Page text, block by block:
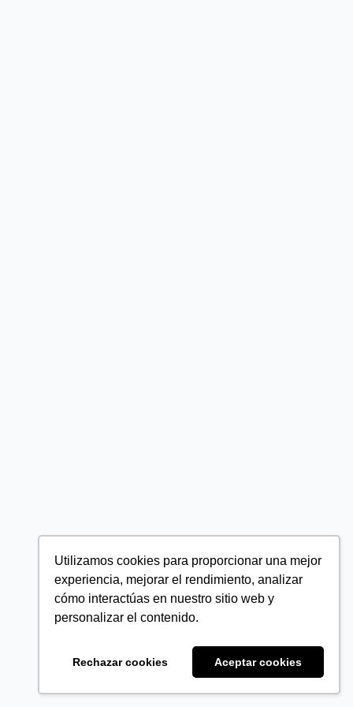
Utilizamos cookies para proporcionar una mejor
experiencia, mejorar el rendimiento, analizar
cómo interactúas en nuestro sitio web y
personalizar el contenido.
Rechazar cookies Aceptar cookies